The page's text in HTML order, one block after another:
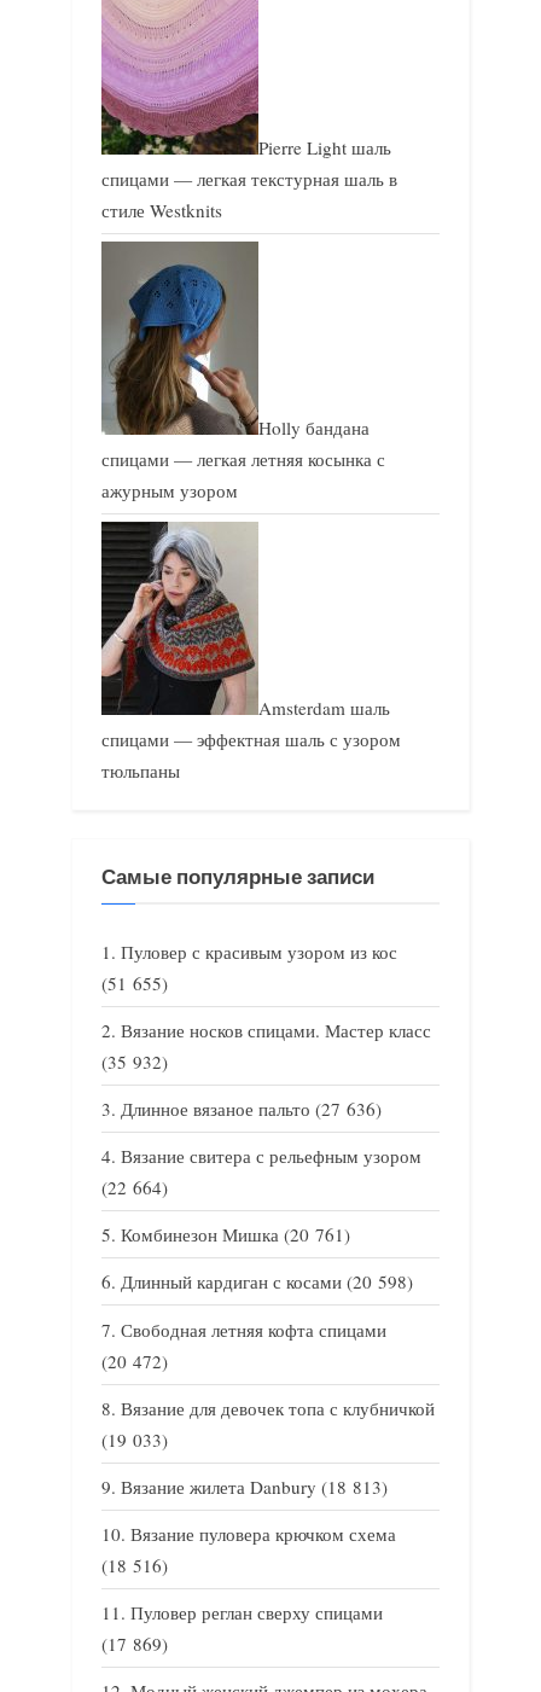
Pierre Light шаль
спицами — легкая текстурная шаль в
стиле Westknits
Holly бандана
спицами — легкая летняя косынка с
ажурным узором
Amsterdam шаль
спицами — эффектная шаль с узором
тюльпаны
Самые популярные записи
Пуловер с красивым узором из кос
(51 655)
Вязание носков спицами. Мастер класс
(35 932)
Длинное вязаное пальто (27 636)
Вязание свитера с рельефным узором
(22 664)
Комбинезон Мишка (20 761)
Длинный кардиган с косами (20 598)
Свободная летняя кофта спицами
(20 472)
Вязание для девочек топа с клубничкой
(19 033)
Вязание жилета Danbury (18 813)
Вязание пуловера крючком схема
(18 516)
Пуловер реглан сверху спицами
(17 869)